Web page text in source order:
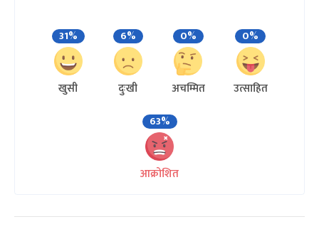
31%
खुसी
6%
दुःखी
0%
अचम्मित
0%
उत्साहित
63%
आक्रोशित